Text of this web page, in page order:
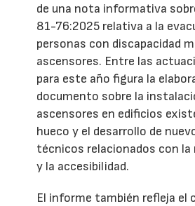
de una nota informativa
81-76:2025 relativa a la
personas con discapacidad
ascensores. Entre las
para este año figura la
documento sobre la
ascensores en edificios
hueco y el desarrollo de
técnicos relacionados con la
y la accesibilidad.
El informe también refleja el